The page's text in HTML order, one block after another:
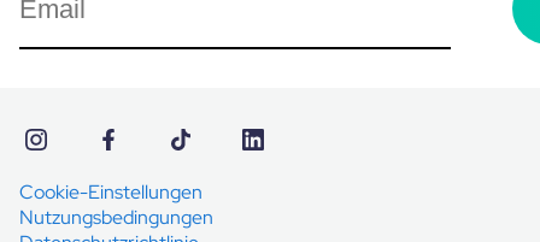
Cookie-Einstellungen
Nutzungsbedingungen